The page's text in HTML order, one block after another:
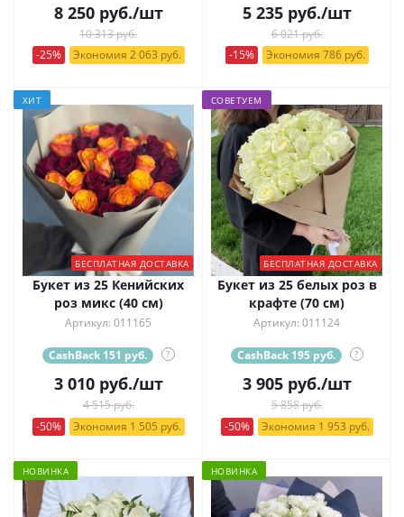
8 250руб./шт
10 313 руб.
-25%
Экономия 2 063 руб.
5 235руб./шт
6 021 руб.
-15%
Экономия 786 руб.
ХИТ
БЕСПЛАТНАЯ ДОСТАВКА
Букет из 25 Кенийских
роз микс (40 см)
Артикул: 011165
CashBack 151 руб. ?
3 010руб./шт
4 515 руб.
-50%
Экономия 1 505 руб.
СОВЕТУЕМ
БЕСПЛАТНАЯ ДОСТАВКА
Букет из 25 белых роз в
крафте (70 см)
Артикул: 011124
CashBack 195 руб. ?
3 905руб./шт
5 858 руб.
-50%
Экономия 1 953 руб.
НОВИНКА НОВИНКА